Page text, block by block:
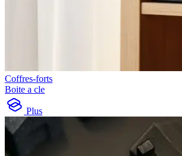
Coffres-forts
Boite a cle
Plus